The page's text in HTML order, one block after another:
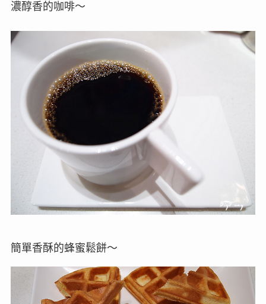
濃醇香的咖啡～
簡單香酥的蜂蜜鬆餅～